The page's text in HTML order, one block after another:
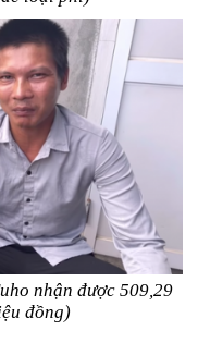
nhận được 509,29
đồng)